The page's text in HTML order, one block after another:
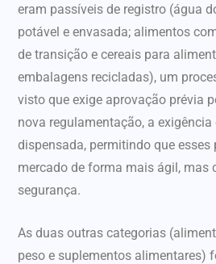
eram passíveis de registro (água
potável e envasada; alimentos
de transição e cereais para
embalagens recicladas), um
visto que exige aprovação prévia
nova regulamentação, a
dispensada, permitindo que esses
mercado de forma mais ágil, mas
segurança.
As duas outras categorias
peso e suplementos alimentares)